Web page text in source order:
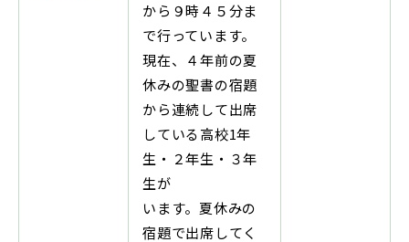
から９時４５分ま
で行っています。
現在、４年前の夏
休みの聖書の宿題
から連続して出席
している高校1年
生・２年生・３年
生が
います。夏休みの
宿題で出席してく